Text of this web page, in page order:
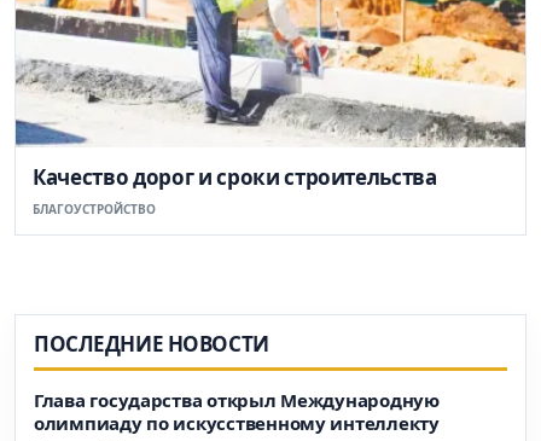
Качество дорог и сроки строительства
БЛАГОУСТРОЙСТВО
ПОСЛЕДНИЕ НОВОСТИ
Глава государства открыл Международную
олимпиаду по искусственному интеллекту